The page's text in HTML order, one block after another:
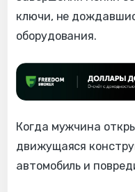
ключи, не
оборудования.
Когда мужчина
движущаяся
автомобиль и